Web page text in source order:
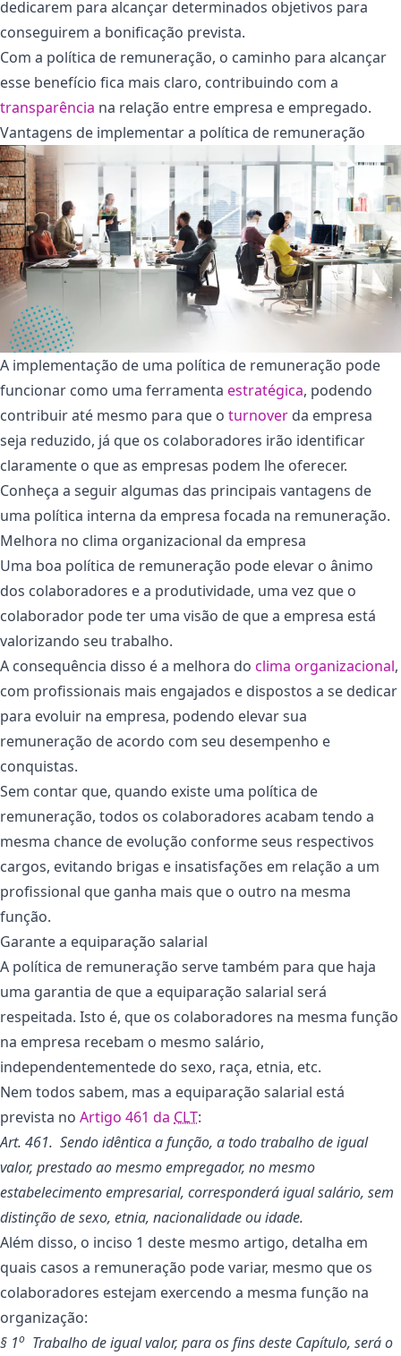
dedicarem para alcançar determinados objetivos para
conseguirem a bonificação prevista.
Com a política de remuneração, o caminho para alcançar
esse benefício fica mais claro, contribuindo com a
transparência na relação entre empresa e empregado.
Vantagens de implementar a política de remuneração
A implementação de uma política de remuneração pode
funcionar como uma ferramenta estratégica, podendo
contribuir até mesmo para que o turnover da empresa
seja reduzido, já que os colaboradores irão identificar
claramente o que as empresas podem lhe oferecer.
Conheça a seguir algumas das principais vantagens de
uma política interna da empresa focada na remuneração.
Melhora no clima organizacional da empresa
Uma boa política de remuneração pode elevar o ânimo
dos colaboradores e a produtividade, uma vez que o
colaborador pode ter uma visão de que a empresa está
valorizando seu trabalho.
A consequência disso é a melhora do clima organizacional,
com profissionais mais engajados e dispostos a se dedicar
para evoluir na empresa, podendo elevar sua
remuneração de acordo com seu desempenho e
conquistas.
Sem contar que, quando existe uma política de
remuneração, todos os colaboradores acabam tendo a
mesma chance de evolução conforme seus respectivos
cargos, evitando brigas e insatisfações em relação a um
profissional que ganha mais que o outro na mesma
função.
Garante a equiparação salarial
A política de remuneração serve também para que haja
uma garantia de que a equiparação salarial será
respeitada. Isto é, que os colaboradores na mesma função
na empresa recebam o mesmo salário,
independentementede do sexo, raça, etnia, etc.
Nem todos sabem, mas a equiparação salarial está
prevista no Artigo 461 da CLT:
Art. 461. Sendo idêntica a função, a todo trabalho de igual
valor, prestado ao mesmo empregador, no mesmo
estabelecimento empresarial, corresponderá igual salário, sem
distinção de sexo, etnia, nacionalidade ou idade.
Além disso, o inciso 1 deste mesmo artigo, detalha em
quais casos a remuneração pode variar, mesmo que os
colaboradores estejam exercendo a mesma função na
organização:
§ 1o Trabalho de igual valor, para os fins deste Capítulo, será o